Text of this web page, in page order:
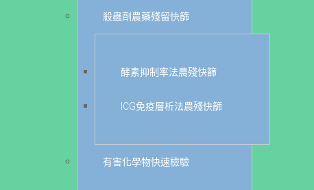
殺蟲劑農藥殘留快篩
酵素抑制率法農殘快篩
ICG免疫層析法農殘快篩
有害化學物快速檢驗